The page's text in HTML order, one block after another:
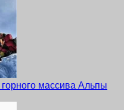
массива Альпы